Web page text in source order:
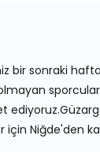
bir sonraki
için Niğde'den